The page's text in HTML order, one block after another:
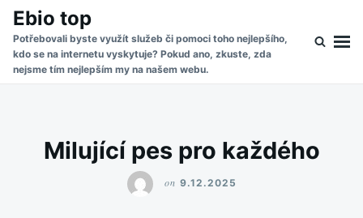
Skip
content
Search
for:
Ebio top
Potřebovali byste využít služeb či pomoci toho nejlepšího,
kdo se na internetu vyskytuje? Pokud ano, zkuste, zda
nejsme tím nejlepším my na našem webu.
Milující pes pro každého
on 9.12.2025